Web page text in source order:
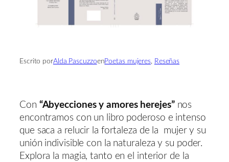
Escrito porAlda PascuzzoenPoetas mujeres, Reseñas
Con “Abyecciones y amores herejes”nos
encontramos con un libro poderoso e intenso
que saca a relucir la fortaleza de la mujer y su
unión indivisible con la naturaleza y su poder.
Explora la magia, tanto en el interior de la